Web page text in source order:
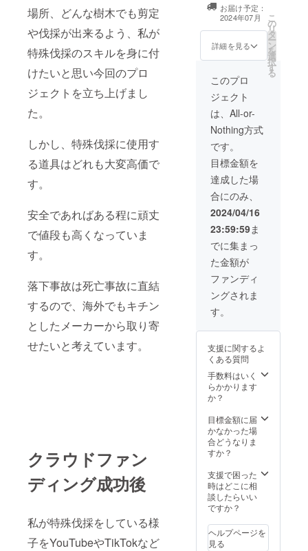
場所、どんな樹木でも剪定
や伐採が出来るよう、私が
特殊伐採のスキルを身に付
けたいと思い今回のプロ
ジェクトを立ち上げまし
た。
しかし、特殊伐採に使用す
る道具はどれも大変高価で
す。
安全であればある程に頑丈
で値段も高くなっていま
す。
落下事故は死亡事故に直結
するので、海外でもキチン
としたメーカーから取り寄
せたいと考えています。
クラウドファン
ディング成功後
私が特殊伐採をしている様
子をYouTubeやTikTokなど
SNS(TikTok・
Instagram)で
150,000円以上
支援者として動
ニックネーム・
んでも可) 例) 特
別支援者様(総額
15万円以上)
◯◯ 様
お届け予定：
2024年07月
詳細を見る
こ
の
リ
タ
ー
ン
を
選
択
す
る
このプロ
ジェクト
は、All-or-
Nothing方式
です。
目標金額を
達成した場
合にのみ、
2024/04/16
23:59:59ま
でに集まっ
た金額が
ファンディ
ングされま
す。
支援に関するよ
くある質問
手数料はいく
らかかります
か？
目標金額に届
かなかった場
合どうなりま
すか？
支援で困った
時はどこに相
談したらいい
ですか？
ヘルプページを
見る